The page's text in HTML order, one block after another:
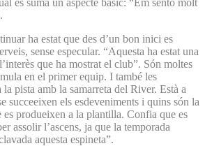
ha estat que des d’un bon inici es
sense especular. “Aquesta ha estat una
que ha mostrat el club”. Són moltes
en el primer equip. I també les
pista amb la samarreta del River. Està a
succeeixen els esdeveniments i quins són la
es produeixen a la plantilla. Confia que es
assolir l’ascens, ja que la temporada
aquesta espineta”.